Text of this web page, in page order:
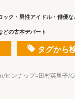
ック・男性アイドル・俳優な
どの古本デパート
タグから
ピンナップ=田村英里子